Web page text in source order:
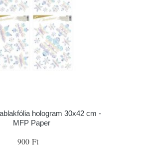
hologram 30x42 cm -
MFP Paper
900 Ft